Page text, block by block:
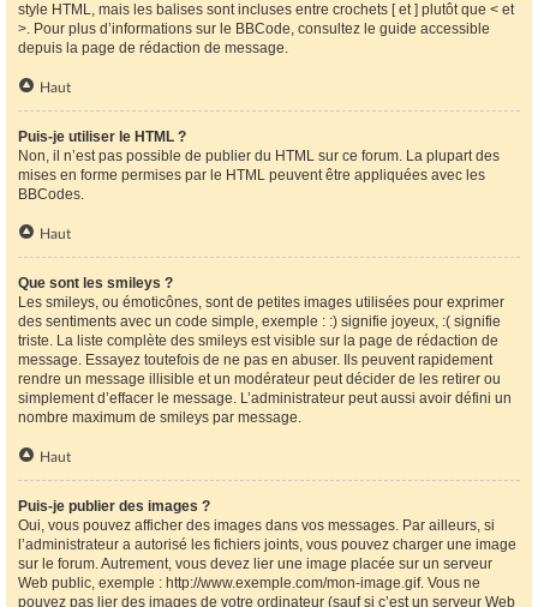
style HTML, mais les balises sont incluses entre crochets [ et ] plutôt que < et
>. Pour plus d’informations sur le BBCode, consultez le guide accessible
depuis la page de rédaction de message.
Haut
Puis-je utiliser le HTML ?
Non, il n’est pas possible de publier du HTML sur ce forum. La plupart des
mises en forme permises par le HTML peuvent être appliquées avec les
BBCodes.
Haut
Que sont les smileys ?
Les smileys, ou émoticônes, sont de petites images utilisées pour exprimer
des sentiments avec un code simple, exemple : :) signifie joyeux, :( signifie
triste. La liste complète des smileys est visible sur la page de rédaction de
message. Essayez toutefois de ne pas en abuser. Ils peuvent rapidement
rendre un message illisible et un modérateur peut décider de les retirer ou
simplement d’effacer le message. L’administrateur peut aussi avoir défini un
nombre maximum de smileys par message.
Haut
Puis-je publier des images ?
Oui, vous pouvez afficher des images dans vos messages. Par ailleurs, si
l’administrateur a autorisé les fichiers joints, vous pouvez charger une image
sur le forum. Autrement, vous devez lier une image placée sur un serveur
Web public, exemple : http://www.exemple.com/mon-image.gif. Vous ne
pouvez pas lier des images de votre ordinateur (sauf si c’est un serveur Web